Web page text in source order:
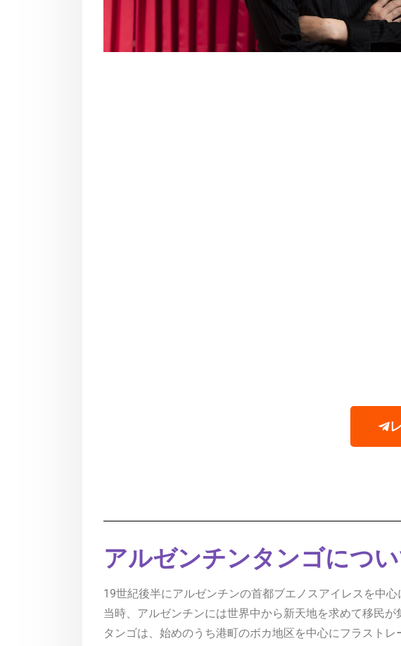
アルゼンチンタンゴにつ
19世紀後半にアルゼンチンの首都ブエノスアイレスを中心
当時、アルゼンチンには世界中から新天地を求めて移民が
タンゴは、始めのうち港町のボカ地区を中心にフラスト